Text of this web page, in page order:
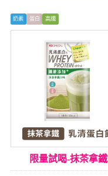
奶素 蛋白 高纖
限量試喝-抹茶拿鐵